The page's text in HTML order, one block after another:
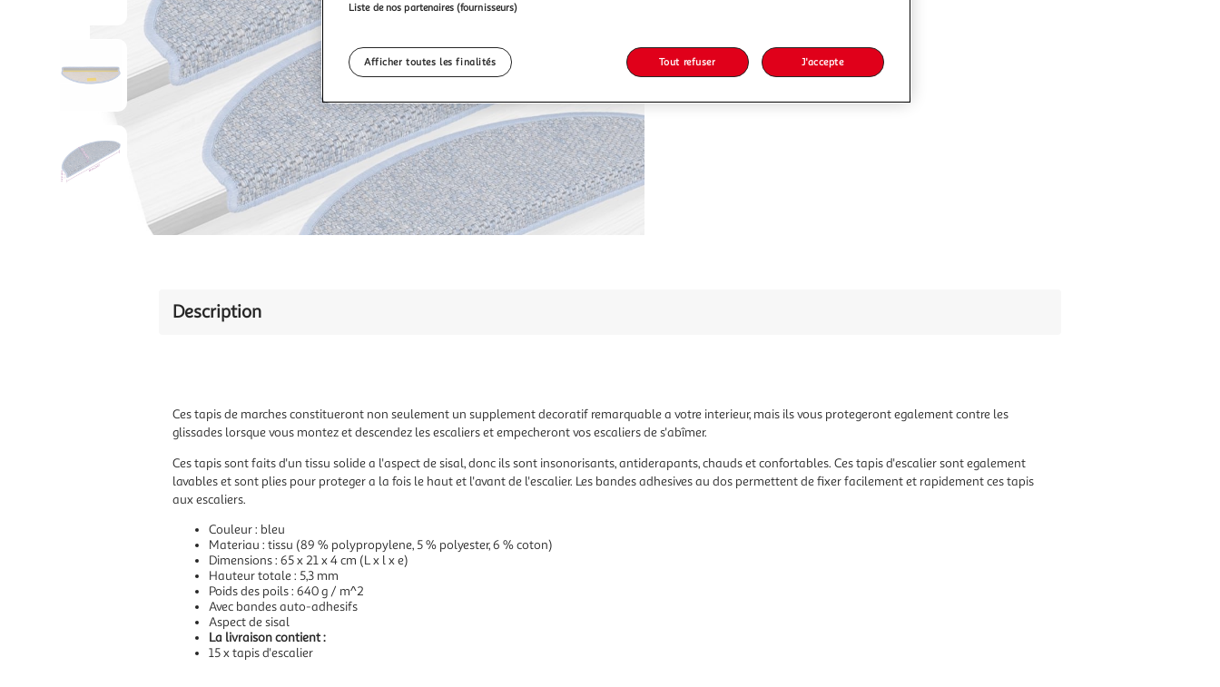
Description
Ces tapis de marches constitueront non seulement un supplement decoratif remarquable a votre interieur, mais ils vous protegeront egalement contre les
glissades lorsque vous montez et descendez les escaliers et empecheront vos escaliers de s'abîmer.
Ces tapis sont faits d'un tissu solide a l'aspect de sisal, donc ils sont insonorisants, antiderapants, chauds et confortables. Ces tapis d'escalier sont egalement
lavables et sont plies pour proteger a la fois le haut et l'avant de l'escalier. Les bandes adhesives au dos permettent de fixer facilement et rapidement ces tapis
aux escaliers.
Couleur : bleu
Materiau : tissu (89 % polypropylene, 5 % polyester, 6 % coton)
Dimensions : 65 x 21 x 4 cm (L x l x e)
Hauteur totale : 5,3 mm
Poids des poils : 640 g / m^2
Avec bandes auto-adhesifs
Aspect de sisal
La livraison contient :
15 x tapis d'escalier
Liste de nos partenaires (fournisseurs)
Afficher toutes les finalités Tout refuser J'accepte